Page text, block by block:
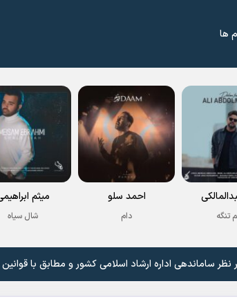
ها
تنگه
احمد سلو
دام
میثم
شال سیاه
ساماندهی اداره ارشاد اسلامی کشور و مطابق با